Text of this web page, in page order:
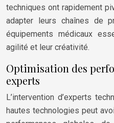
techniques ont rapidement
adapter leurs chaînes de
équipements médicaux
agilité et leur créativité.
Optimisation des
experts
L’intervention d’experts
hautes technologies peut